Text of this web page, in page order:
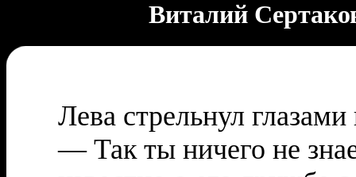
Виталий
Лева стрельнул глазами
— Так ты ничего не